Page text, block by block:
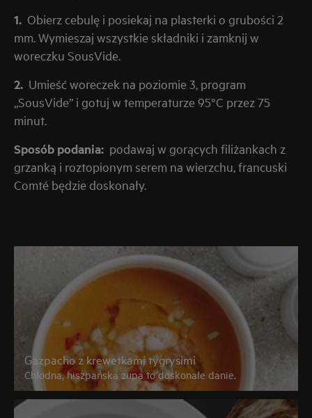
1. Obierz cebulę i posiekaj na plasterki o grubości 2
mm. Wymieszaj wszystkie składniki i zamknij w
woreczku SousVide.
2. Umieść woreczek na poziomie 3, program
„SousVide” i gotuj w temperaturze 95°C przez 75
minut.
Sposób podania: podawaj w gorących filiżankach z
grzanką i roztopionym serem na wierzchu, francuski
Comté będzie doskonały.
Gazpacho z krewetkami tygrysimi
Chłodna, hiszpańska zupa to doskonałe danie.